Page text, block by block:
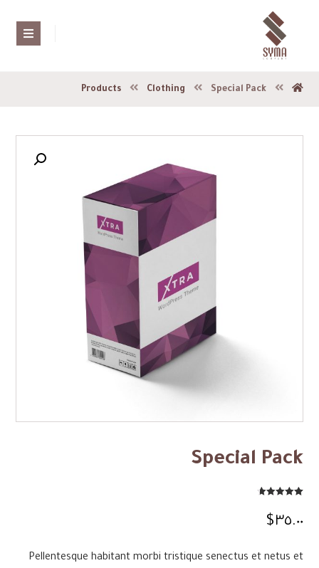
Products Clothing Special Pack
Special Pack
based on
$٣٥.٠٠
Pellentesque habitant morbi tristique senectus et netus et